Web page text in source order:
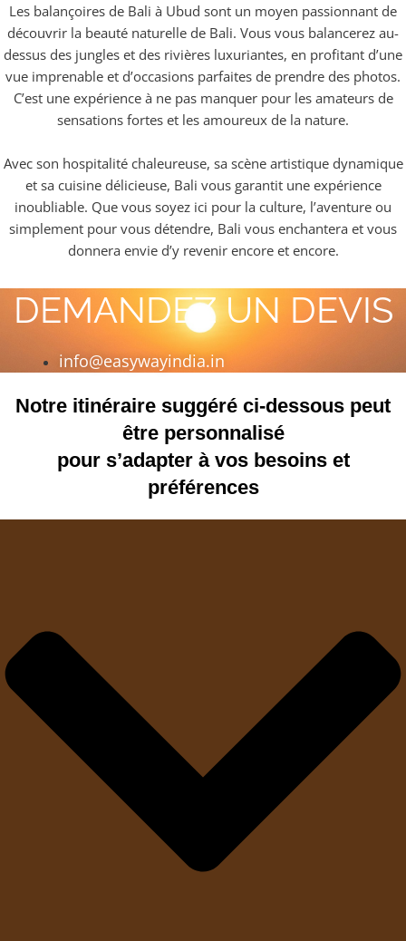
Les balançoires de Bali à Ubud sont un moyen passionnant de
découvrir la beauté naturelle de Bali. Vous vous balancerez au-
dessus des jungles et des rivières luxuriantes, en profitant d’une
vue imprenable et d’occasions parfaites de prendre des photos.
C’est une expérience à ne pas manquer pour les amateurs de
sensations fortes et les amoureux de la nature.
Avec son hospitalité chaleureuse, sa scène artistique dynamique
et sa cuisine délicieuse, Bali vous garantit une expérience
inoubliable. Que vous soyez ici pour la culture, l’aventure ou
simplement pour vous détendre, Bali vous enchantera et vous
donnera envie d’y revenir encore et encore.
DEMANDEZ UN DEVIS
info@easywayindia.in
Notre itinéraire suggéré ci-dessous peut
être personnalisé
pour s’adapter à vos besoins et
préférences